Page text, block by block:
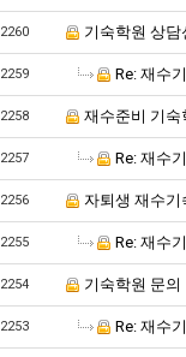
2260 기숙학원 상담
2259 Re: 재수
2258 재수준비 기숙
2257 Re: 재수
2256 자퇴생 재수기
2255 Re: 재수
2254 기숙학원 문의
2253 Re: 재수